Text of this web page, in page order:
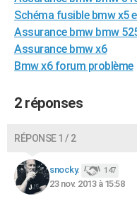
Destinations
City break
Voyage nature
Voyage de noces
Forum
Climat
+PHOTO
GUIDES D'ACHAT
BONS PLANS
CARTE DE VOEUX
COPAINS D'AVANT
Schéma fusible bmw x5
Assurance bmw bmw
Assurance bmw x6
Bmw x6 forum problème
2 réponses
RÉPONSE 1 / 2
snocky. 147
23 nov. 2013 à 15:58